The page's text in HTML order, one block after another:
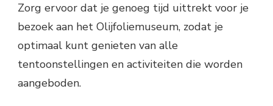
Zorg ervoor dat je genoeg tijd uittrekt voor je
bezoek aan het Olijfoliemuseum, zodat je
optimaal kunt genieten van alle
tentoonstellingen en activiteiten die worden
aangeboden.